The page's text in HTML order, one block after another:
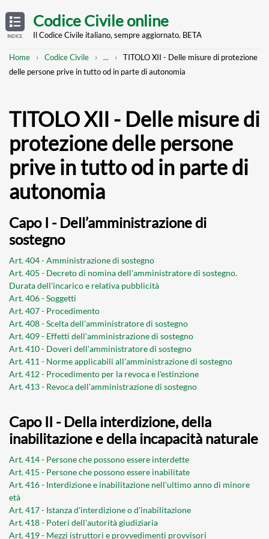
TABLE
OF
CONTENTS
INDICE
main
Codice Civile online
Il Codice Civile italiano, sempre aggiornato. BETA
Breadcrumb
Home Codice Civile
Mostra
percorso
...
TITOLO XII - Delle misure di protezione
delle persone prive in tutto od in parte di autonomia
TITOLO XII - Delle misure di
protezione delle persone
prive in tutto od in parte di
autonomia
Capo I - Dell’amministrazione di
sostegno
Art. 404 - Amministrazione di sostegno
Art. 405 - Decreto di nomina dell'amministratore di sostegno.
Durata dell'incarico e relativa pubblicità
Art. 406 - Soggetti
Art. 407 - Procedimento
Art. 408 - Scelta dell'amministratore di sostegno
Art. 409 - Effetti dell'amministrazione di sostegno
Art. 410 - Doveri dell'amministratore di sostegno
Art. 411 - Norme applicabili all'amministrazione di sostegno
Art. 412 - Procedimento per la revoca e l'estinzione
Art. 413 - Revoca dell'amministrazione di sostegno
Capo II - Della interdizione, della
inabilitazione e della incapacità naturale
Art. 414 - Persone che possono essere interdette
Art. 415 - Persone che possono essere inabilitate
Art. 416 - Interdizione e inabilitazione nell'ultimo anno di minore
età
Art. 417 - Istanza d'interdizione o d'inabilitazione
Art. 418 - Poteri dell'autorità giudiziaria
Art. 419 - Mezzi istruttori e provvedimenti provvisori